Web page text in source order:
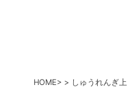
HOME しゅうれんぎ上